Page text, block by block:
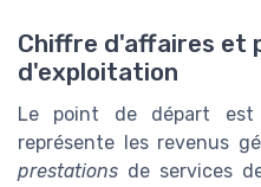
Chiffre d'affaires et
d'exploitation
Le point de départ
représente les revenus
prestations de services